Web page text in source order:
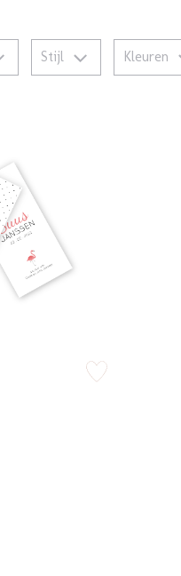
Stijl Kleuren